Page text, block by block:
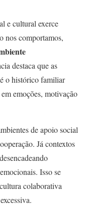
e cultural exerce
nos comportamos,
destaca que as
o histórico familiar
emoções, motivação
de apoio social
Já contextos
Isso se
colaborativa